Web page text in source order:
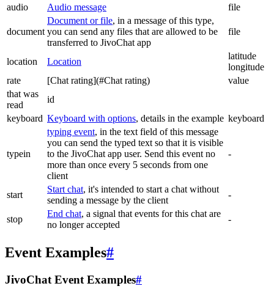
audio
Audio message file
document
Document or file, in a message of this type,
you can send any files that are allowed to be
transferred to JivoChat app
file
location Location
latitude
longitude
rate
[Chat rating](#Chat rating)
value
that was
read
id
keyboard Keyboard with options, details in the example keyboard
typein
typing event, in the text field of this message
you can send the typed text so that it is visible
to the JivoChat app user. Send this event no
more than once every 5 seconds from one
client
-
start
Start chat, it's intended to start a chat without
sending a message by the client
-
stop
End chat, a signal that events for this chat are
no longer accepted
-
Event Examples#
JivoChat Event Examples#